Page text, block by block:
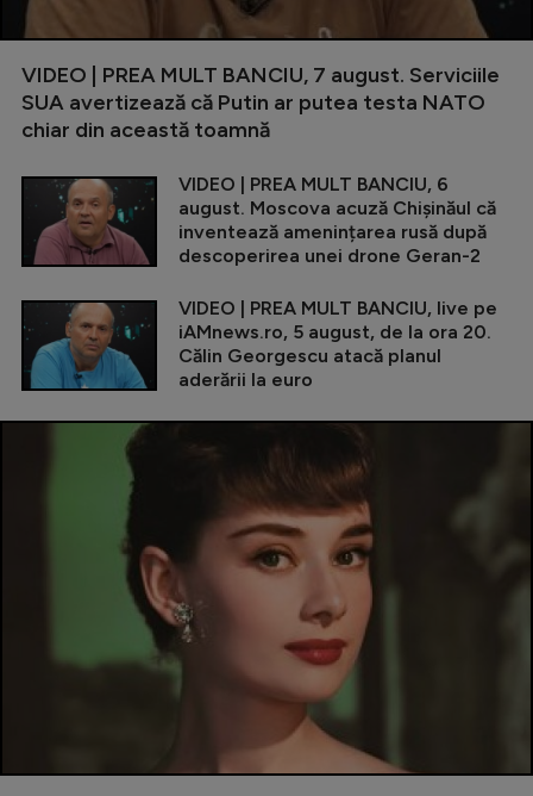
VIDEO | PREA MULT BANCIU, 7 august. Serviciile
SUA avertizează că Putin ar putea testa NATO
chiar din această toamnă
VIDEO | PREA MULT BANCIU, 6
august. Moscova acuză Chișinăul că
inventează amenințarea rusă după
descoperirea unei drone Geran-2
VIDEO | PREA MULT BANCIU, live pe
iAMnews.ro, 5 august, de la ora 20.
Călin Georgescu atacă planul
aderării la euro